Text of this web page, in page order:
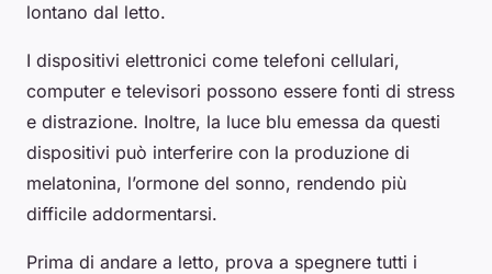
lontano dal letto.
I dispositivi elettronici come telefoni cellulari,
computer e televisori possono essere fonti di stress
e distrazione. Inoltre, la luce blu emessa da questi
dispositivi può interferire con la produzione di
melatonina, l’ormone del sonno, rendendo più
difficile addormentarsi.
Prima di andare a letto, prova a spegnere tutti i